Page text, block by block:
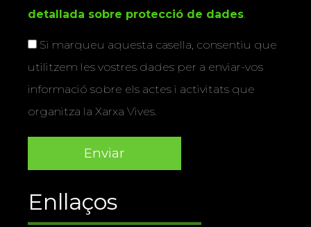
detallada sobre protecció de dades.
Si marqueu aquesta casella, consentiu que
utilitzem les vostres dades per a enviar-vos
informació sobre els actes i activitats que
organitza la Xarxa Vives.
Enllaços